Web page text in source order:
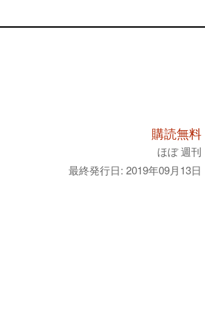
購読無料
ほぼ 週刊
最終発行日: 2019年09月13日